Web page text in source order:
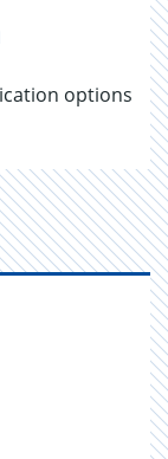
options